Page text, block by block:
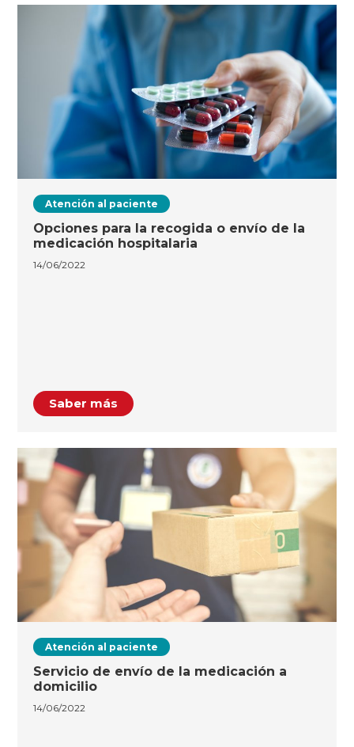
Atención al paciente
Opciones para la recogida o envío de la
medicación hospitalaria
14/06/2022
Saber más
Atención al paciente
Servicio de envío de la medicación a
domicilio
14/06/2022